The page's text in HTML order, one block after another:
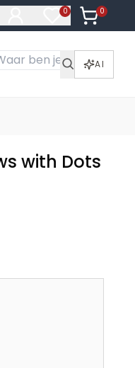
0
Artikelen in
0
Artikelen
AI
with Dots